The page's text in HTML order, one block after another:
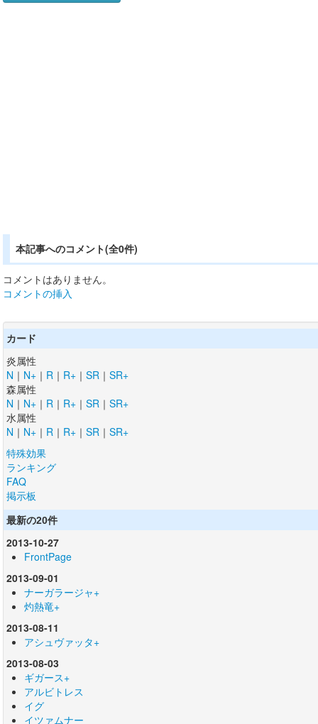
本記事へのコメント(全0件)
コメントはありません。
コメントの挿入
カード
炎属性
N ｜ N+ ｜ R ｜ R+ ｜ SR ｜ SR+
森属性
N ｜ N+ ｜ R ｜ R+ ｜ SR ｜ SR+
水属性
N ｜ N+ ｜ R ｜ R+ ｜ SR ｜ SR+
特殊効果
ランキング
FAQ
掲示板
最新の20件
2013-10-27
FrontPage
2013-09-01
ナーガラージャ+
灼熱竜+
2013-08-11
アシュヴァッタ+
2013-08-03
ギガース+
アルビトレス
イグ
イツァムナー